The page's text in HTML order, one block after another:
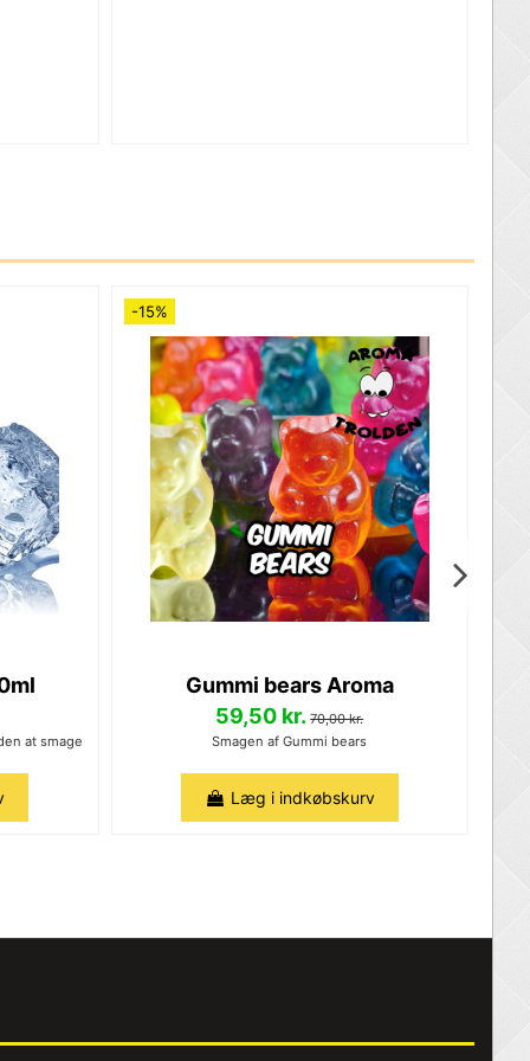
at smage
-15%
Gummi bears Aroma
59,50 kr.70,00 kr.
Smagen af Gummi bears
Læg i indkøbskurv